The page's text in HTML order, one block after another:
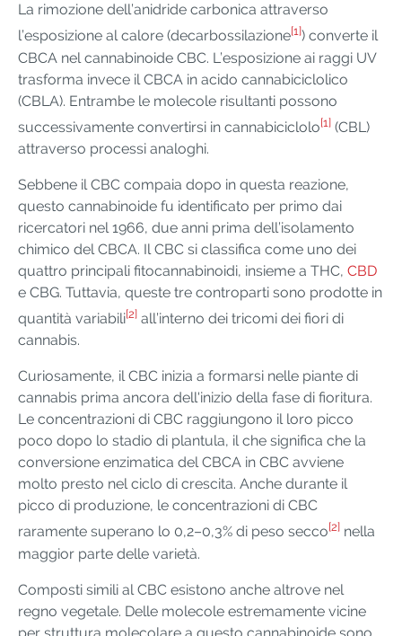
La rimozione dell’anidride carbonica attraverso
l’esposizione al calore (decarbossilazione[1]) converte il
CBCA nel cannabinoide CBC. L’esposizione ai raggi UV
trasforma invece il CBCA in acido cannabiciclolico
(CBLA). Entrambe le molecole risultanti possono
successivamente convertirsi in cannabiciclolo[1] (CBL)
attraverso processi analoghi.
Sebbene il CBC compaia dopo in questa reazione,
questo cannabinoide fu identificato per primo dai
ricercatori nel 1966, due anni prima dell’isolamento
chimico del CBCA. Il CBC si classifica come uno dei
quattro principali fitocannabinoidi, insieme a THC, CBD
e CBG. Tuttavia, queste tre controparti sono prodotte in
quantità variabili[2] all’interno dei tricomi dei fiori di
cannabis.
Curiosamente, il CBC inizia a formarsi nelle piante di
cannabis prima ancora dell'inizio della fase di fioritura.
Le concentrazioni di CBC raggiungono il loro picco
poco dopo lo stadio di plantula, il che significa che la
conversione enzimatica del CBCA in CBC avviene
molto presto nel ciclo di crescita. Anche durante il
picco di produzione, le concentrazioni di CBC
raramente superano lo 0,2–0,3% di peso secco[2] nella
maggior parte delle varietà.
Composti simili al CBC esistono anche altrove nel
regno vegetale. Delle molecole estremamente vicine
per struttura molecolare a questo cannabinoide sono